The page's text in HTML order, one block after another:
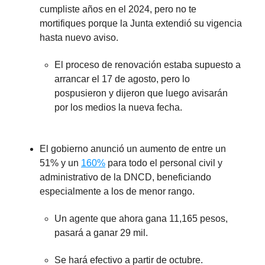
cumpliste años en el 2024, pero no te
mortifiques porque la Junta extendió su vigencia
hasta nuevo aviso.
El proceso de renovación estaba supuesto a
arrancar el 17 de agosto, pero lo
pospusieron y dijeron que luego avisarán
por los medios la nueva fecha.
El gobierno anunció un aumento de entre un
51% y un 160% para todo el personal civil y
administrativo de la DNCD, beneficiando
especialmente a los de menor rango.
Un agente que ahora gana 11,165 pesos,
pasará a ganar 29 mil.
Se hará efectivo a partir de octubre.